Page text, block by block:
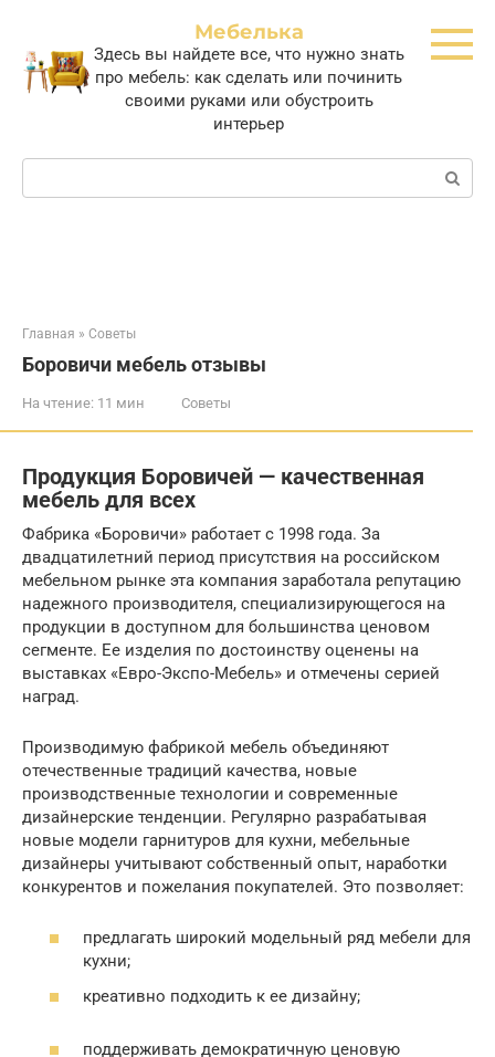
контенту
Мебелька
Здесь вы найдете все, что нужно знать
про мебель: как сделать или починить
своими руками или обустроить
интерьер
Поиск:
Главная » Советы
Боровичи мебель отзывы
На чтение: 11 мин Советы
Продукция Боровичей — качественная
мебель для всех
Фабрика «Боровичи» работает с 1998 года. За
двадцатилетний период присутствия на российском
мебельном рынке эта компания заработала репутацию
надежного производителя, специализирующегося на
продукции в доступном для большинства ценовом
сегменте. Ее изделия по достоинству оценены на
выставках «Евро-Экспо-Мебель» и отмечены серией
наград.
Производимую фабрикой мебель объединяют
отечественные традиций качества, новые
производственные технологии и современные
дизайнерские тенденции. Регулярно разрабатывая
новые модели гарнитуров для кухни, мебельные
дизайнеры учитывают собственный опыт, наработки
конкурентов и пожелания покупателей. Это позволяет:
предлагать широкий модельный ряд мебели для
кухни;
креативно подходить к ее дизайну;
поддерживать демократичную ценовую